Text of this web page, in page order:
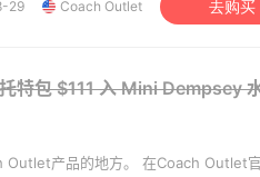
29 Coach Outlet 去购买
特包$111 入 Mini Dempsey
产品的地方。 在Coach Outlet
08月06日